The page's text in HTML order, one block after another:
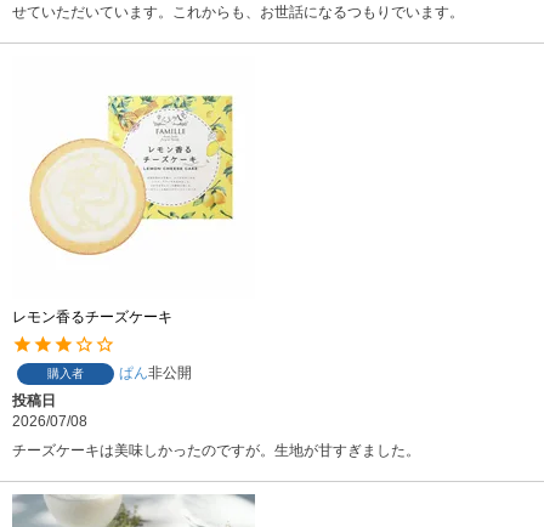
せていただいています。これからも、お世話になるつもりでいます。
レモン香るチーズケーキ
購入者 ぱん非公開
投稿日
2026/07/08
チーズケーキは美味しかったのですが。生地が甘すぎました。